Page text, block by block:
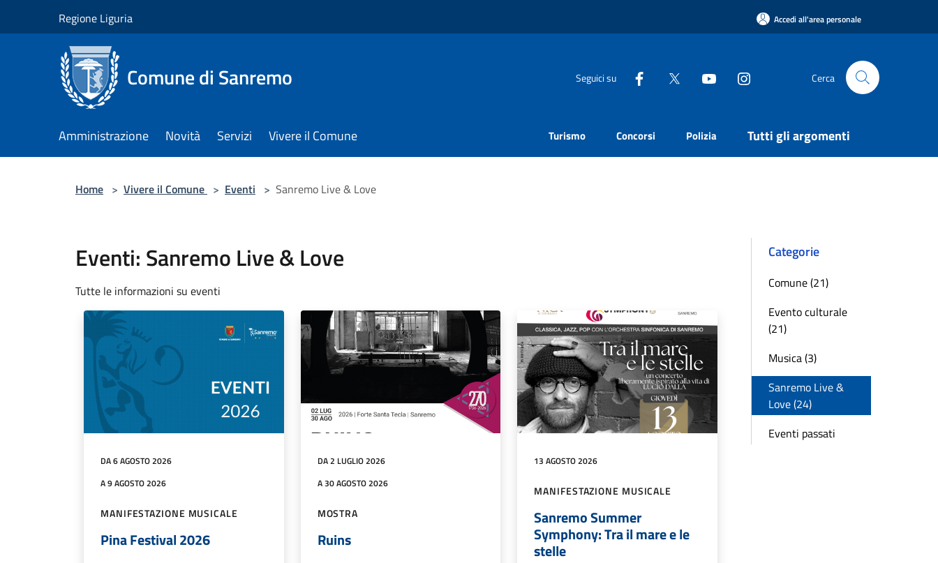
Regione Liguria Accedi all'area personale
Comune di Sanremo Seguici su Cerca
Amministrazione Novità Servizi Vivere il Comune Turismo Concorsi Polizia Tutti gli argomenti
Home > Vivere il Comune > Eventi > Sanremo Live & Love
Eventi: Sanremo Live & Love
Tutte le informazioni su eventi
DA 6 AGOSTO 2026
A 9 AGOSTO 2026
MANIFESTAZIONE MUSICALE
Pina Festival 2026
DA 2 LUGLIO 2026
A 30 AGOSTO 2026
MOSTRA
Ruins
13 AGOSTO 2026
MANIFESTAZIONE MUSICALE
Sanremo Summer
Symphony: Tra il mare e le
stelle
Categorie
Comune (21)
Evento culturale
(21)
Musica (3)
Sanremo Live &
Love (24)
Eventi passati